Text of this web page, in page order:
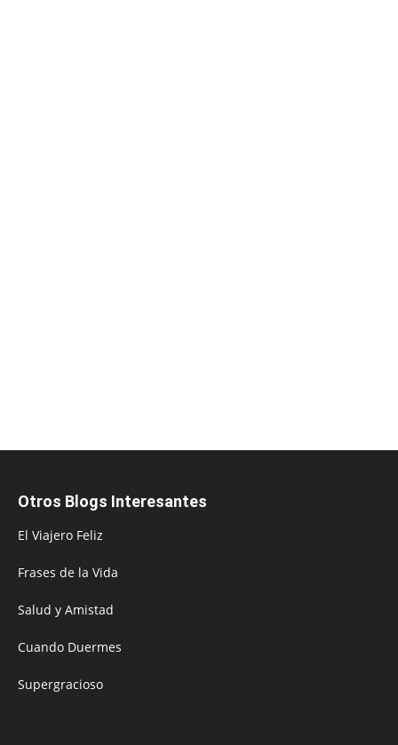
Otros Blogs Interesantes
El Viajero Feliz
Frases de la Vida
Salud y Amistad
Cuando Duermes
Supergracioso